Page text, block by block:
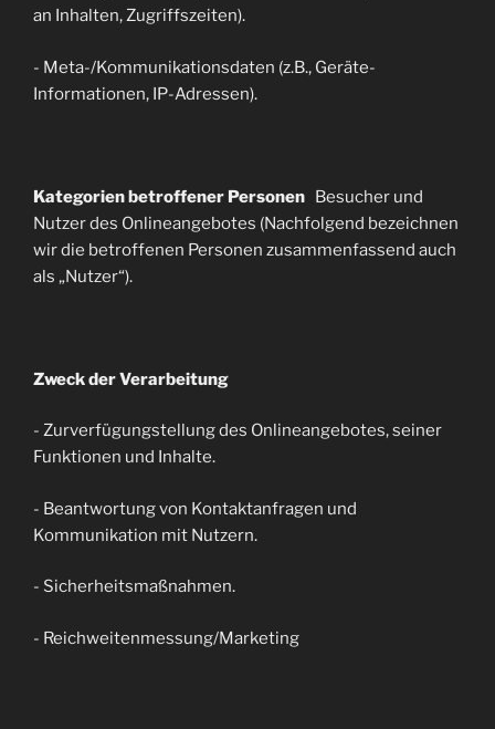
an Inhalten, Zugriffszeiten).
- Meta-/Kommunikationsdaten (z.B., Geräte-
Informationen, IP-Adressen).
Kategorien betroffener Personen Besucher und
Nutzer des Onlineangebotes (Nachfolgend bezeichnen
wir die betroffenen Personen zusammenfassend auch
als „Nutzer“).
Zweck der Verarbeitung
- Zurverfügungstellung des Onlineangebotes, seiner
Funktionen und Inhalte.
- Beantwortung von Kontaktanfragen und
Kommunikation mit Nutzern.
- Sicherheitsmaßnahmen.
- Reichweitenmessung/Marketing